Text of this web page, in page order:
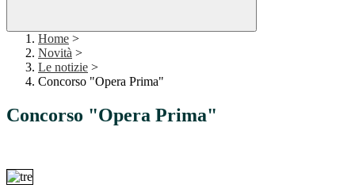
Home >
Novità >
Le notizie >
Concorso "Opera Prima"
Concorso "Opera Prima"